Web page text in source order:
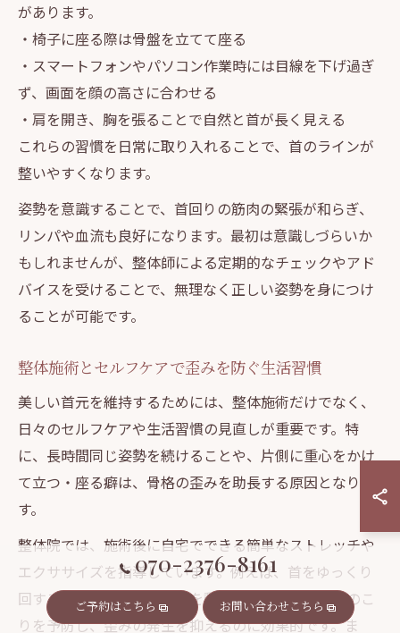
があります。
・椅子に座る際は骨盤を立てて座る
・スマートフォンやパソコン作業時には目線を下げ過ぎ
ず、画面を顔の高さに合わせる
・肩を開き、胸を張ることで自然と首が長く見える
これらの習慣を日常に取り入れることで、首のラインが
整いやすくなります。
姿勢を意識することで、首回りの筋肉の緊張が和らぎ、
リンパや血流も良好になります。最初は意識しづらいか
もしれませんが、整体師による定期的なチェックやアド
バイスを受けることで、無理なく正しい姿勢を身につけ
ることが可能です。
整体施術とセルフケアで歪みを防ぐ生活習慣
美しい首元を維持するためには、整体施術だけでなく、
日々のセルフケアや生活習慣の見直しが重要です。特
に、長時間同じ姿勢を続けることや、片側に重心をかけ
て立つ・座る癖は、骨格の歪みを助長する原因となりま
す。
整体院では、施術後に自宅でできる簡単なストレッチや
エクササイズを指導しています。例えば、首をゆっくり
回すストレッチや、肩甲骨を動かす体操は、首や肩のこ
りを予防し、歪みの発生を抑えるのに効果的です。ま
070-2376-8161
ご予約はこちら お問い合わせこちら